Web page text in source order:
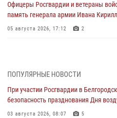
Офицеры Росгвардии и ветераны
память генерала армии Ивана
05 августа 2026, 17:12 2
Росгвардия призывает
затягивать с перерегистрацией
ПОПУЛЯРНЫЕ НОВОСТИ
При участии Росгвардии в
безопасность празднования Дня
03 августа 2026, 08:07 5